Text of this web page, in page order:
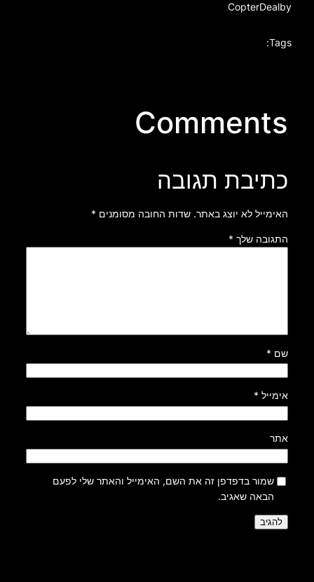
by
CopterDeal
Tags:
Comments
כתיבת תגובה
האימייל לא יוצג באתר. שדות החובה מסומנים *
התגובה שלך *
שם *
אימייל *
אתר
שמור בדפדפן זה את השם, האימייל והאתר שלי לפעם
הבאה שאגיב.